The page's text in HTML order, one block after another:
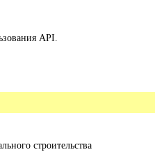
API.
строительства